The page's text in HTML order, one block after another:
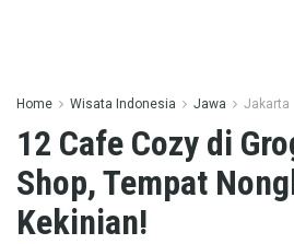
Home Wisata Indonesia Jawa Jakarta
12 Cafe Cozy di
Shop, Tempat
Kekinian!